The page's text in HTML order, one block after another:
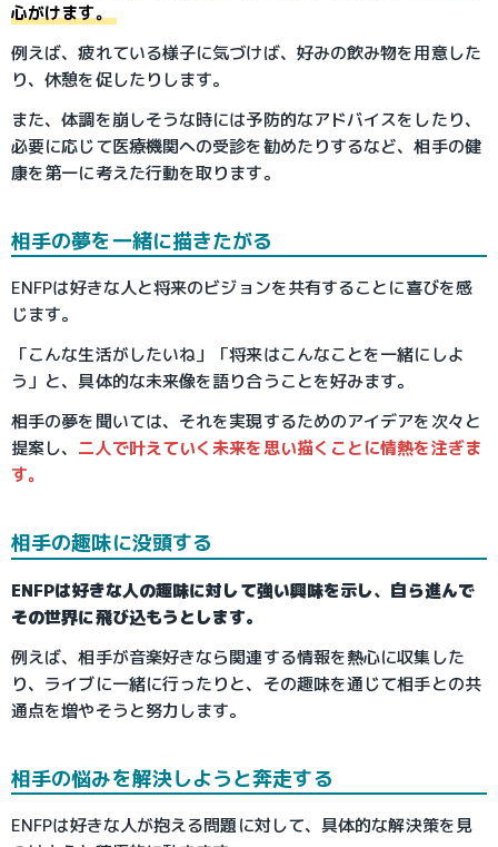
心がけます。
例えば、疲れている様子に気づけば、好みの飲み物を用意した
り、休憩を促したりします。
また、体調を崩しそうな時には予防的なアドバイスをしたり、
必要に応じて医療機関への受診を勧めたりするなど、相手の健
康を第一に考えた行動を取ります。
相手の夢を一緒に描きたがる
ENFPは好きな人と将来のビジョンを共有することに喜びを感
じます。
「こんな生活がしたいね」「将来はこんなことを一緒にしよ
う」と、具体的な未来像を語り合うことを好みます。
相手の夢を聞いては、それを実現するためのアイデアを次々と
提案し、 二人で叶えていく未来を思い描くことに情熱を注ぎま
す。
相手の趣味に没頭する
ENFPは好きな人の趣味に対して強い興味を示し、自ら進んで
その世界に飛び込もうとします。
例えば、相手が音楽好きなら関連する情報を熱心に収集した
り、ライブに一緒に行ったりと、その趣味を通じて相手との共
通点を増やそうと努力します。
相手の悩みを解決しようと奔走する
ENFPは好きな人が抱える問題に対して、具体的な解決策を見